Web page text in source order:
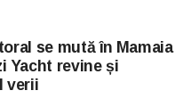
se mută în Mamaia
Yacht revine și
verii